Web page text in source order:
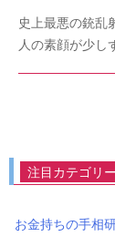
12
史上最悪の銃乱
人の素顔が少し
注目カテゴリー
お金持ちの手相